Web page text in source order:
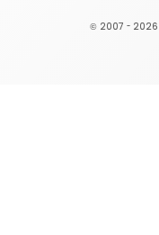
© 2007 - 2026